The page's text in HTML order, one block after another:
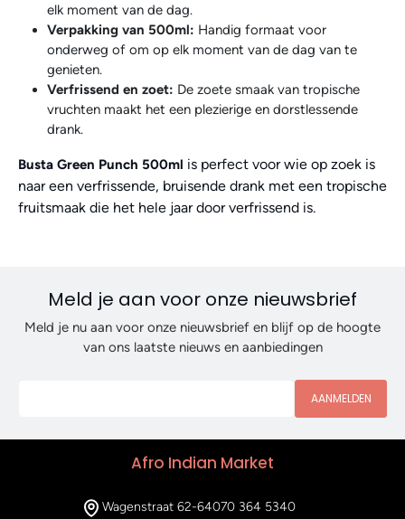
elk moment van de dag.
Verpakking van 500ml: Handig formaat voor
onderweg of om op elk moment van de dag van te
genieten.
Verfrissend en zoet: De zoete smaak van tropische
vruchten maakt het een plezierige en dorstlessende
drank.
Busta Green Punch 500ml is perfect voor wie op zoek is
naar een verfrissende, bruisende drank met een tropische
fruitsmaak die het hele jaar door verfrissend is.
Meld je aan voor onze nieuwsbrief
Meld je nu aan voor onze nieuwsbrief en blijf op de hoogte
van ons laatste nieuws en aanbiedingen
AANMELDEN
Afro Indian Market
Wagenstraat 62-64070 364 5340